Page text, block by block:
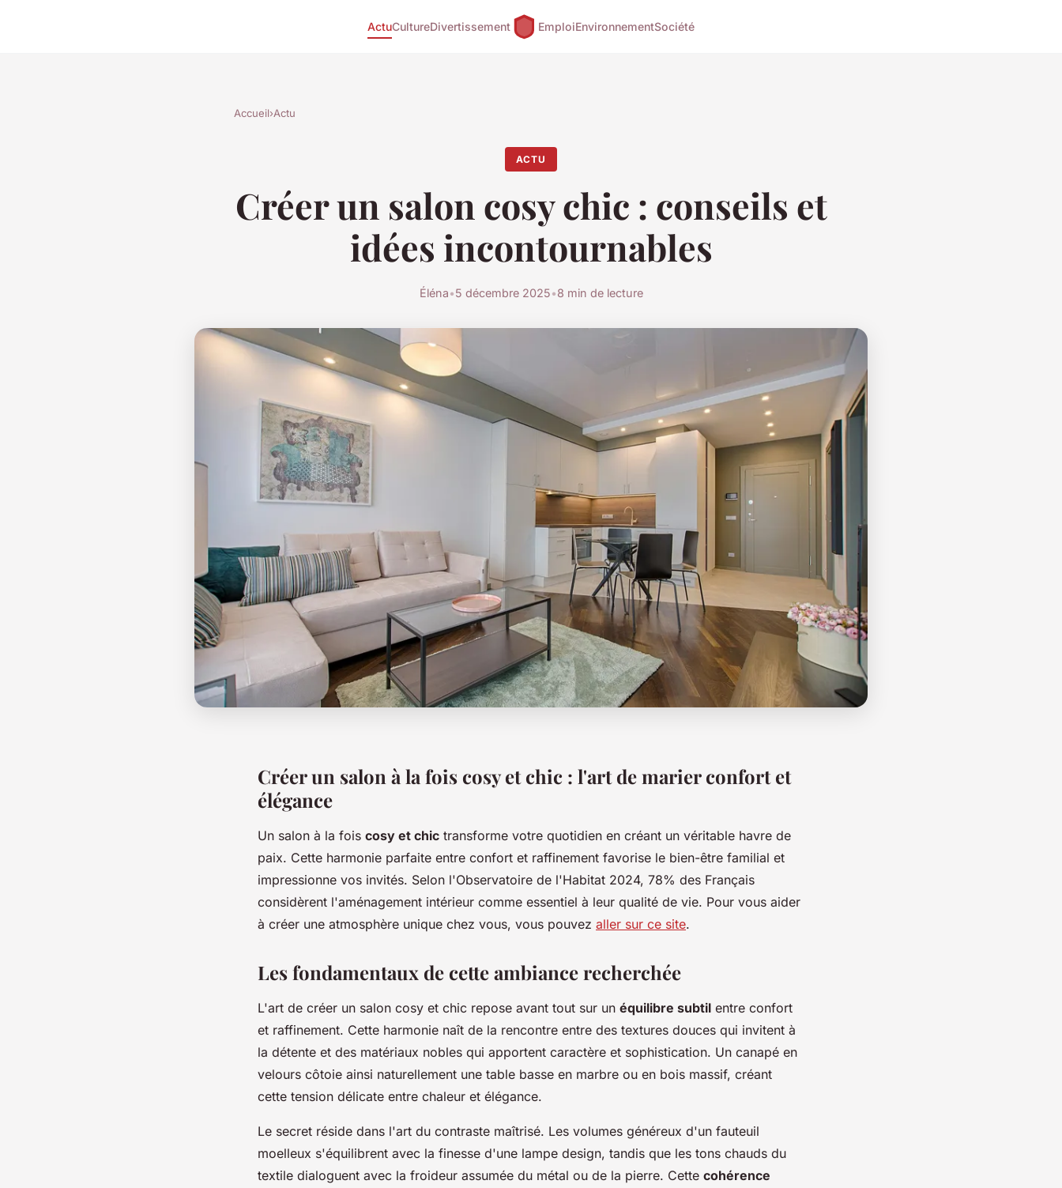
ActuCultureDivertissement EmploiEnvironnementSociété
Accueil›Actu
ACTU
Créer un salon cosy chic : conseils et
idées incontournables
Éléna•5 décembre 2025•8 min de lecture
Créer un salon à la fois cosy et chic : l'art de marier confort et
élégance
Un salon à la fois cosy et chic transforme votre quotidien en créant un véritable havre de
paix. Cette harmonie parfaite entre confort et raffinement favorise le bien-être familial et
impressionne vos invités. Selon l'Observatoire de l'Habitat 2024, 78% des Français
considèrent l'aménagement intérieur comme essentiel à leur qualité de vie. Pour vous aider
à créer une atmosphère unique chez vous, vous pouvez aller sur ce site.
Les fondamentaux de cette ambiance recherchée
L'art de créer un salon cosy et chic repose avant tout sur un équilibre subtil entre confort
et raffinement. Cette harmonie naît de la rencontre entre des textures douces qui invitent à
la détente et des matériaux nobles qui apportent caractère et sophistication. Un canapé en
velours côtoie ainsi naturellement une table basse en marbre ou en bois massif, créant
cette tension délicate entre chaleur et élégance.
Le secret réside dans l'art du contraste maîtrisé. Les volumes généreux d'un fauteuil
moelleux s'équilibrent avec la finesse d'une lampe design, tandis que les tons chauds du
textile dialoguent avec la froideur assumée du métal ou de la pierre. Cette cohérence